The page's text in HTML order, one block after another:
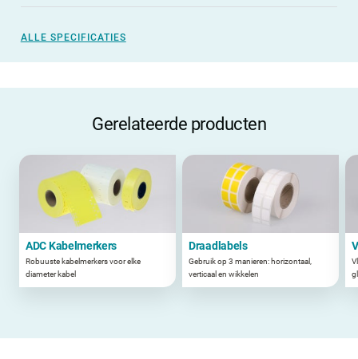
ALLE SPECIFICATIES
Gerelateerde producten
ADC Kabelmerkers
Robuuste kabelmerkers voor elke
diameter kabel
Draadlabels
Gebruik op 3 manieren: horizontaal,
verticaal en wikkelen